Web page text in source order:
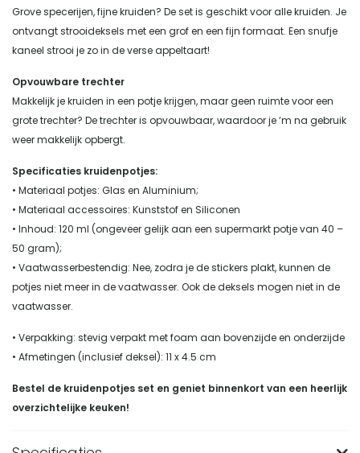
Grove specerijen, fijne kruiden? De set is geschikt voor alle kruiden. Je
ontvangt strooideksels met een grof en een fijn formaat. Een snufje
kaneel strooi je zo in de verse appeltaart!
Opvouwbare trechter
Makkelijk je kruiden in een potje krijgen, maar geen ruimte voor een
grote trechter? De trechter is opvouwbaar, waardoor je ‘m na gebruik
weer makkelijk opbergt.
Specificaties kruidenpotjes:
• Materiaal potjes: Glas en Aluminium;
• Materiaal accessoires: Kunststof en Siliconen
• Inhoud: 120 ml (ongeveer gelijk aan een supermarkt potje van 40 –
50 gram);
• Vaatwasserbestendig: Nee, zodra je de stickers plakt, kunnen de
potjes niet meer in de vaatwasser. Ook de deksels mogen niet in de
vaatwasser.
• Verpakking: stevig verpakt met foam aan bovenzijde en onderzijde
• Afmetingen (inclusief deksel): 11 x 4.5 cm
Bestel de kruidenpotjes set en geniet binnenkort van een heerlijk
overzichtelijke keuken!